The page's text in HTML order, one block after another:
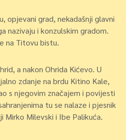
opjevani grad, nekadašnji glavni
nazivaju i konzulskim gradom.
na Titovu bistu.
a nakon Ohrida Kićevo. U
zdanje na brdu Kitino Kale,
s njegovim značajem i povijesti
tu se nalaze i pjesnik
Mirko Milevski i Ibe Palikuća.